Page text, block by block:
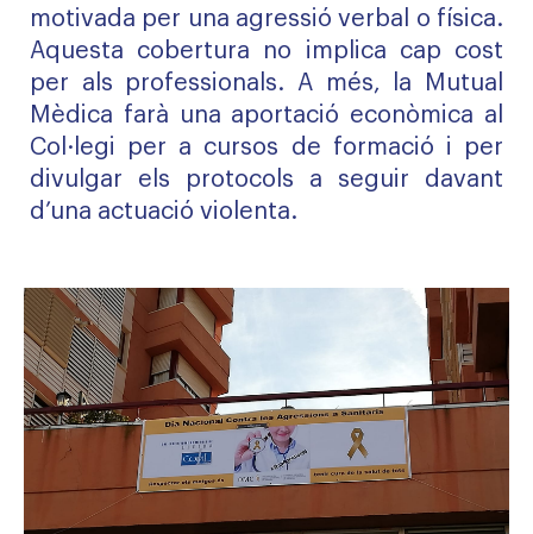
motivada per una agressió verbal o física.
Aquesta cobertura no implica cap cost
per als professionals. A més, la Mutual
Mèdica farà una aportació econòmica al
Col·legi per a cursos de formació i per
divulgar els protocols a seguir davant
d’una actuació violenta.